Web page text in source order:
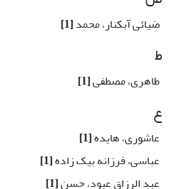
ضیائی آبکنار، محمد[1]
ط
طاهری، مصطفی[1]
ع
عاشوری، هایده[1]
عباسی، فرزانه بیک زاده[1]
عبد الرزاق عبود، حسن[1]